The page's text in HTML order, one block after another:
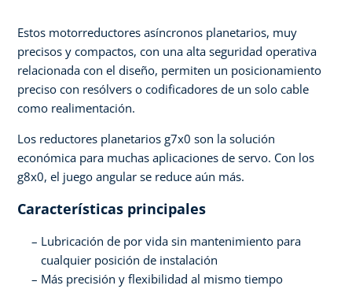
Estos motorreductores asíncronos planetarios, muy
precisos y compactos, con una alta seguridad operativa
relacionada con el diseño, permiten un posicionamiento
preciso con resólvers o codificadores de un solo cable
como realimentación.
Los reductores planetarios g7x0 son la solución
económica para muchas aplicaciones de servo. Con los
g8x0, el juego angular se reduce aún más.
Características principales
Lubricación de por vida sin mantenimiento para
cualquier posición de instalación
Más precisión y flexibilidad al mismo tiempo